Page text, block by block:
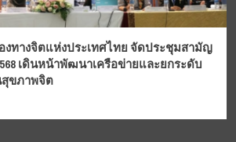
งทางจิตแห่งประเทศไทย จัดประชุมสามัญ
เดินหน้าพัฒนาเครือข่ายและยกระดับ
สุขภาพจิต